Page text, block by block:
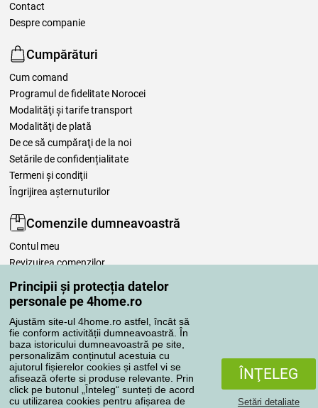
Principii și protecția datelor
personale pe 4home.ro
Ajustăm site-ul 4home.ro astfel, încât să
fie conform activității dumneavoastră. În
baza istoricului dumneavoastră pe site,
personalizăm conținutul acestuia cu
ajutorul fișierelor cookies și astfel vi se
afisează oferte si produse relevante. Prin
click pe butonul „Înteleg“ sunteți de acord
cu utilizarea cookies pentru afișarea de
ÎNŢELEG
Setări detaliate
Contact
Despre companie
Cumpărături
Cum comand
Programul de fidelitate Norocei
Modalităţi şi tarife transport
Modalităţi de plată
De ce să cumpăraţi de la noi
Setările de confidențialitate
Termeni şi condiţii
Îngrijirea așternuturilor
Comenzile dumneavoastră
Contul meu
Revizuirea comenzilor
Reclamaţii
Retragere de la contract
Regulile de procesare a recenziilor
Metode de transport
Metode de plată